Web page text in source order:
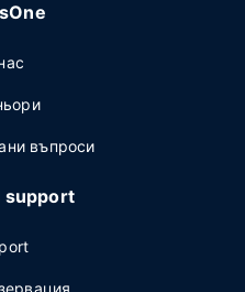
въпроси
support